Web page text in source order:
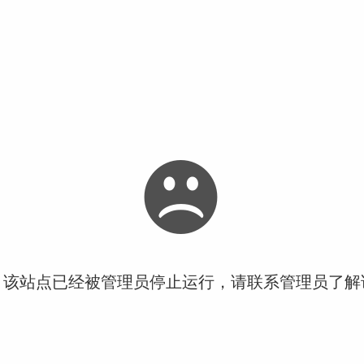
站点已经被管理员停止运行，请联系管理员了